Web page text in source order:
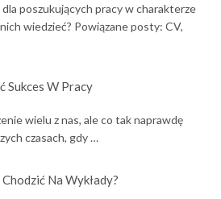
poszukujących pracy w charakterze
wiedzieć? Powiązane posty: CV,
Sukces W Pracy
wielu z nas, ale co tak naprawdę
czasach, gdy …
Na Wykłady?